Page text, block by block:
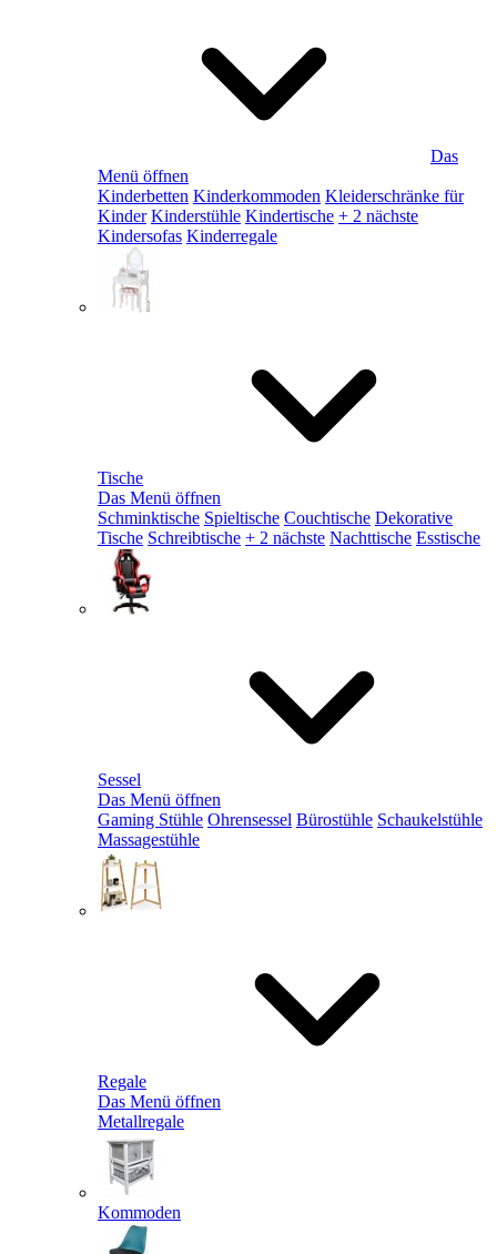
Das
Menü öffnen
Kinderbetten Kinderkommoden Kleiderschränke für
Kinder Kinderstühle Kindertische + 2 nächste
Kindersofas Kinderregale
Tische
Das Menü öffnen
Schminktische Spieltische Couchtische Dekorative
Tische Schreibtische + 2 nächste Nachttische Esstische
Sessel
Das Menü öffnen
Gaming Stühle Ohrensessel Bürostühle Schaukelstühle
Massagestühle
Regale
Das Menü öffnen
Metallregale
Kommoden